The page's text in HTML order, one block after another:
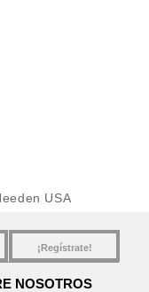
USA
¡Regístrate!
NOSOTROS